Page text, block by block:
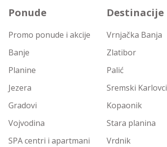
Ponude
Promo ponude i akcije
Banje
Planine
Jezera
Gradovi
Vojvodina
SPA centri i apartmani
Destinacije
Vrnjačka Banja
Zlatibor
Palić
Sremski Karlovci
Kopaonik
Stara planina
Vrdnik